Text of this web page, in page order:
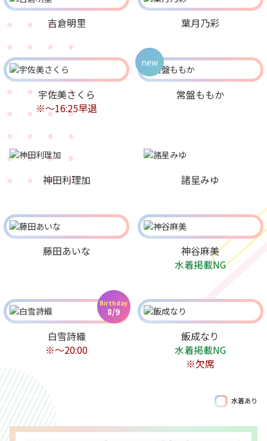
吉倉明里 葉月乃彩
宇佐美さくら
※〜16:25早退
常盤ももか
new
神田利理加
Birthday
8/9
諸星みゆ
藤田あいな
神谷麻美
水着掲載NG
白雪詩織
※〜20:00
飯成なり
水着掲載NG
※欠席
水着あり